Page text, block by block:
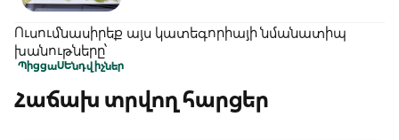
Ուսումնասիրեք այս կատեգորիայի նմանատիպ
խանութները՝
ՊիցցաՍԵնդվիչներ
Հաճախ տրվող հարցեր